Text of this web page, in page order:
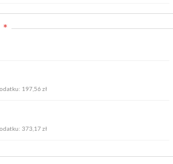
197,56 zł
373,17 zł